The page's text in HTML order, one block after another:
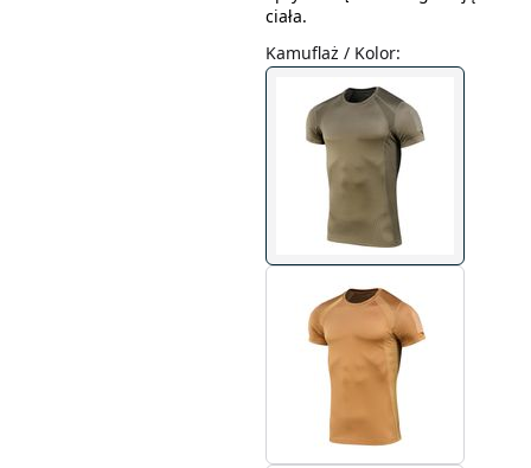
ciała.
Kamuflaż / Kolor: